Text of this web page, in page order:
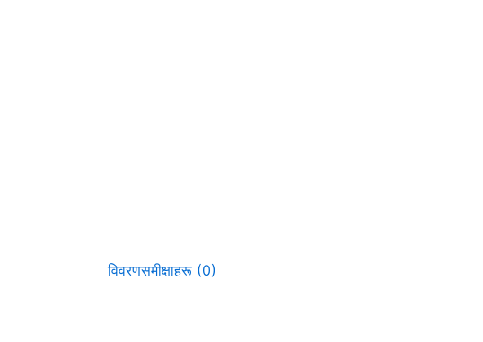
विवरणसमीक्षाहरू (0)